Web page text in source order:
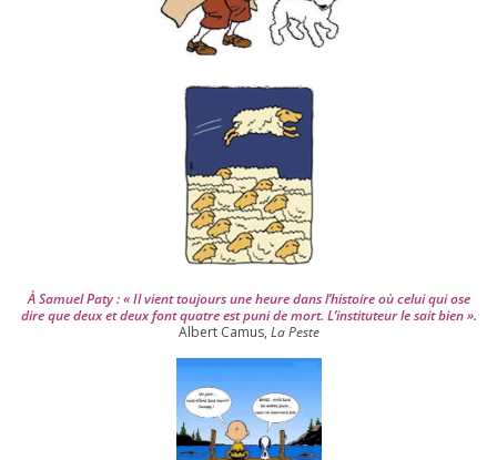
À Samuel Paty : « Il vient tou­jours une heure dans l’his­toire où celui qui ose
dire que deux et deux font quatre est puni de mort. L’instituteur le sait bien ».
Albert Camus, La Peste